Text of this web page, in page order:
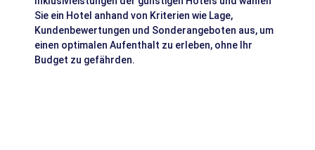
Sie ein Hotel anhand von Kriterien wie Lage,
Kundenbewertungen und Sonderangeboten aus, um
einen optimalen Aufenthalt zu erleben, ohne Ihr
Budget zu gefährden.